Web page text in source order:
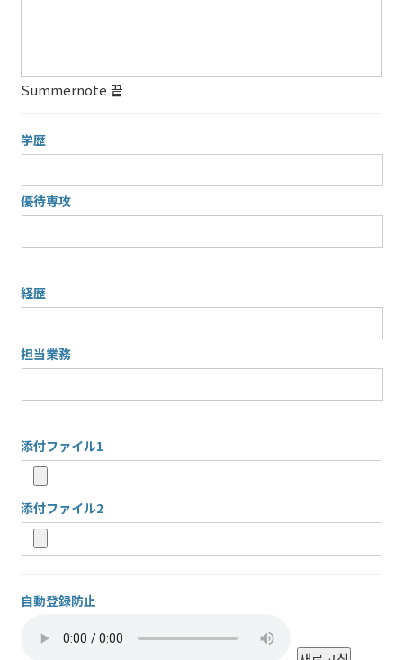
Summernote 끝
学歴
優待専攻
経歴
担当業務
添付ファイル1
添付ファイル2
自動登録防止